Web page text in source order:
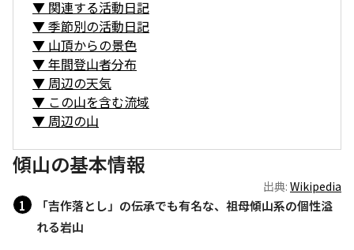
▼ 関連する活動日記
▼季節別の活動日記
▼ 山頂からの景色
▼年間登山者分布
▼ 周辺の天気
▼ この山を含む流域
▼ 周辺の山
傾山の基本情報
出典: Wikipedia
「吉作落とし」の伝承でも有名な、祖母傾山系の個性溢
れる岩山